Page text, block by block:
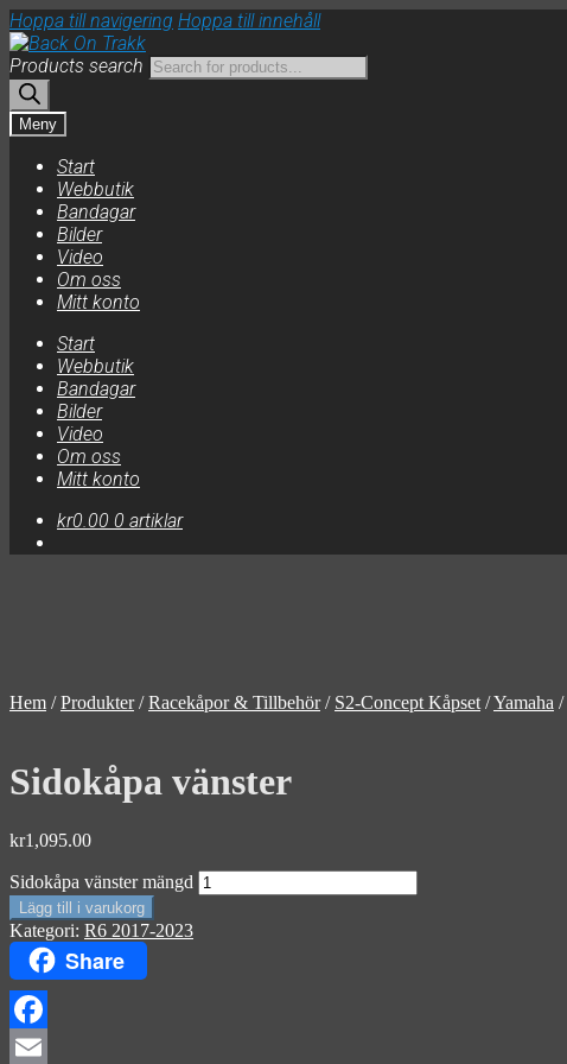
Hoppa till navigering Hoppa till innehåll
Products search
Meny
Start
Webbutik
Bandagar
Bilder
Video
Om oss
Mitt konto
Start
Webbutik
Bandagar
Bilder
Video
Om oss
Mitt konto
kr0.00 0 artiklar
Hem /Produkter/Racekåpor & Tillbehör/ S2-Concept Kåpset /Yamaha /
Sidokåpa vänster
kr1,095.00
Sidokåpa vänster mängd
Lägg till i varukorg
Kategori: R6 2017-2023
Share
Facebook